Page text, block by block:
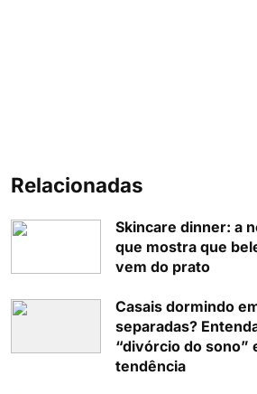
Relacionadas
Skincare dinner: a
que mostra que
vem do prato
Casais dormindo
separadas?
“divórcio do sono”
tendência